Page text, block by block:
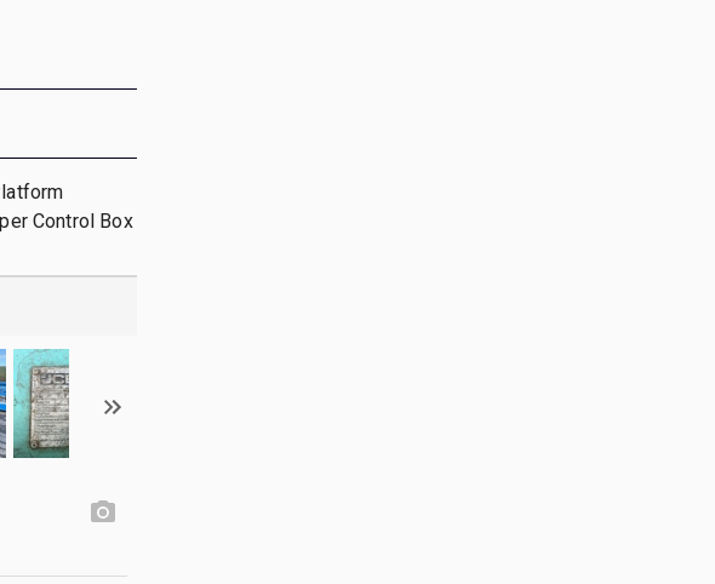
Control Box